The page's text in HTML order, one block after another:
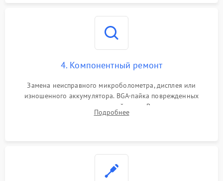
4. Компонентный ремонт
Замена неисправного микроболометра, дисплея или
изношенного аккумулятора. BGA-пайка поврежденных
контроллеров на материнской плате. Восстановление
разъемов и кнопок, замена поврежденных элементов
Подробнее